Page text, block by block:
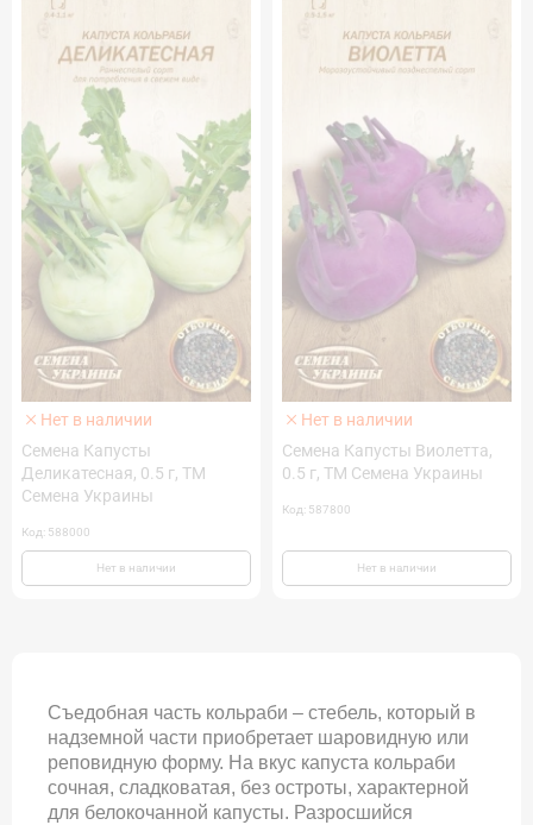
Нет в наличии
Семена Капусты
Деликатесная, 0.5 г, ТМ
Семена Украины
Код: 588000
Нет в наличии
Нет в наличии
Семена Капусты Виолетта,
0.5 г, ТМ Семена Украины
Код: 587800
Нет в наличии
Съедобная часть кольраби – стебель, который в
надземной части приобретает шаровидную или
реповидную форму. На вкус капуста кольраби
сочная, сладковатая, без остроты, характерной
для белокочанной капусты. Разросшийся